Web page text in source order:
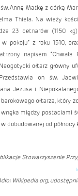
Annę Matkę z córką
Thiela. Na wieży
23 cetnarów (1150
w pokoju” z roku 1510,
napisem
ołtarz główny
on św.
Jezusa i
ołtarza, który
między postaciami
dobudowanej od północy
Stowarzyszenie
Wikipedia.org,